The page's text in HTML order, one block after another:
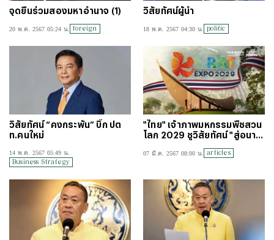
จุดยืนร่วมสองมหาอำนาจ (1)
20 พ.ค. 2567 05:24 น. foreign
วิสัยทัศน์ผู้นำ
18 พ.ค. 2567 04:30 น. politic
วิสัยทัศน์ “คงกระพัน” บิ๊ก ปต
ท.คนใหม่
14 พ.ค. 2567 05:49 น.
Business Strategy
"ไทย" เจ้าภาพมหกรรมพืชสวน
โลก 2029 ชูวิสัยทัศน์ "สู่อนาค
07 มี.ค. 2567 08:00 น. articles